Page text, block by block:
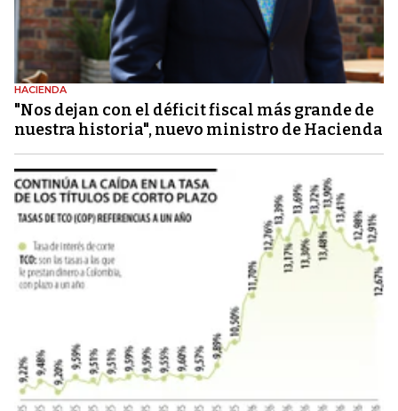
HACIENDA
"Nos dejan con el déficit fiscal más grande de
nuestra historia", nuevo ministro de Hacienda